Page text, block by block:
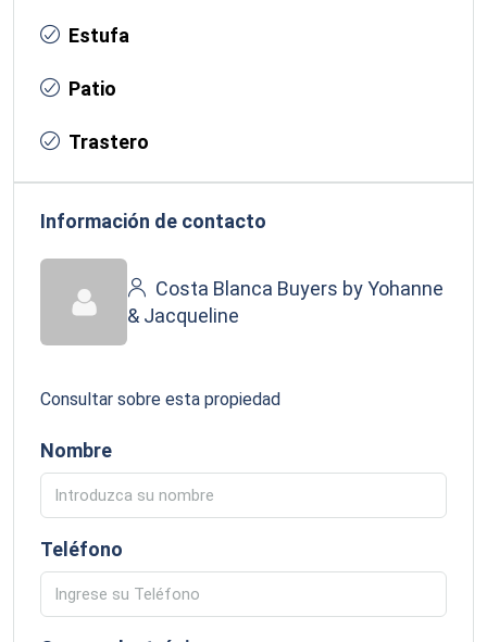
Estufa
Patio
Trastero
Información de contacto
Costa Blanca Buyers by Yohanne
& Jacqueline
Consultar sobre esta propiedad
Nombre
Teléfono